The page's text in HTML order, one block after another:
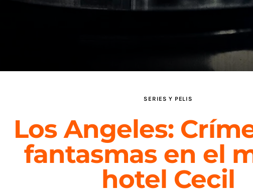
SERIES Y PELIS
Los Angeles:
fantasmas en el
hotel Cecil